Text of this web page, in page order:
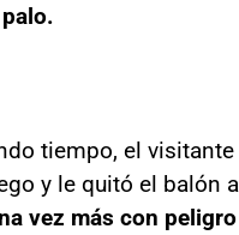
tiempo, el
y le quitó el balón
vez más con peligro